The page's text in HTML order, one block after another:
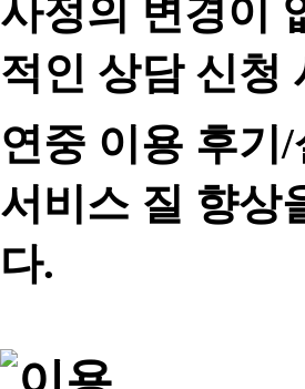
사정의 변경이
적인 상담 신청
연중 이용 후기
서비스 질 향상
다.